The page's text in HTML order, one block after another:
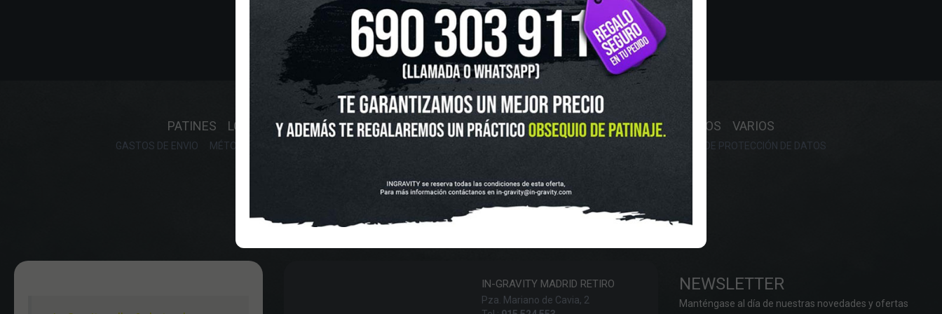
OUTLET NOVEDADES CLUBS Y ASOCIACIONES SITUACIÓN Y HORARIO
PATINES LONGBOARD SKATEBOARD SCOOTER PROTECCIONES ACCESORIOS RECAMBIOS VARIOS
GASTOS DE ENVIO MÉTODOS DE PAGO, DEVOLUCIONES Y DATOS DE INTERÉS POLÍTICA DE PROTECCIÓN DE DATOS
FINANCIA CON:
IN-GRAVITY MADRID RETIRO
Pza. Mariano de Cavia, 2
NEWSLETTER
Manténgase al día de nuestras novedades y ofertas